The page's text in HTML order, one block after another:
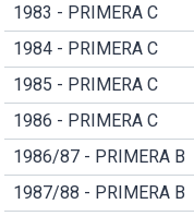
1983 - PRIMERA C
1984 - PRIMERA C
1985 - PRIMERA C
1986 - PRIMERA C
1986/87 - PRIMERA B
1987/88 - PRIMERA B